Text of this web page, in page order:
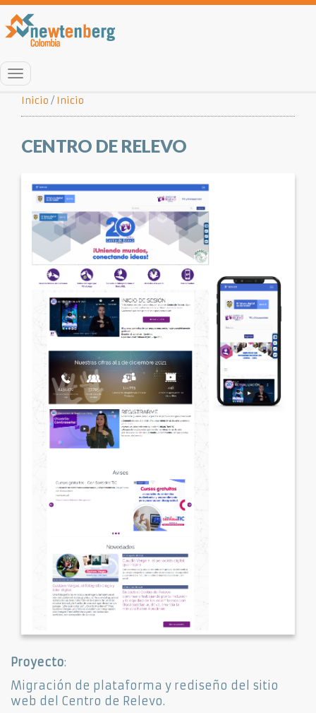
Menú
Inicio / Inicio
CENTRO DE RELEVO
Proyecto:
Migración de plataforma y rediseño del sitio
web del Centro de Relevo.